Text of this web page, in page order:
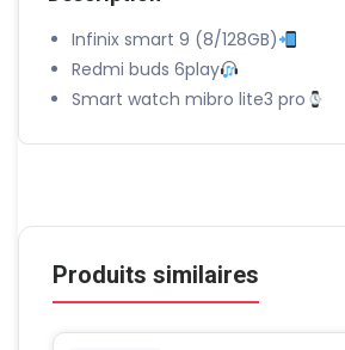
Infinix smart 9 (8/128GB)
Redmi buds 6play
Smart watch mibro lite3 pro
Produits similaires